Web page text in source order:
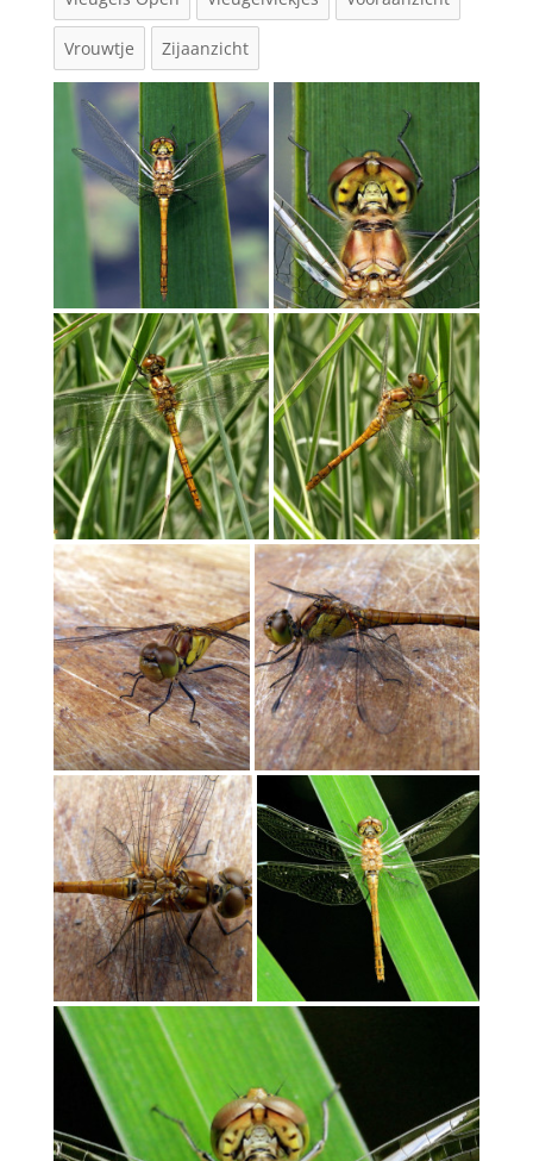
Vrouwtje Zijaanzicht